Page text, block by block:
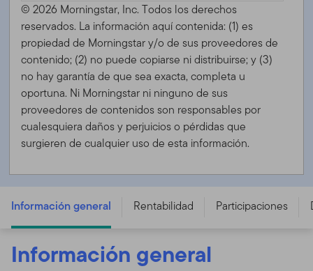
© 2026 Morningstar, Inc. Todos los derechos
reservados. La información aquí contenida: (1) es
propiedad de Morningstar y/o de sus proveedores de
contenido; (2) no puede copiarse ni distribuirse; y (3)
no hay garantía de que sea exacta, completa u
oportuna. Ni Morningstar ni ninguno de sus
proveedores de contenidos son responsables por
cualesquiera daños y perjuicios o pérdidas que
surgieren de cualquier uso de esta información.
(D) - IE00BD068268
Información general Rentabilidad Participaciones
Información general